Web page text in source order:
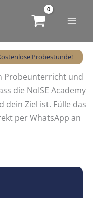
Probestunde!
Probeunterricht und
die NoISE Academy
dein Ziel ist. Fülle das
per WhatsApp an